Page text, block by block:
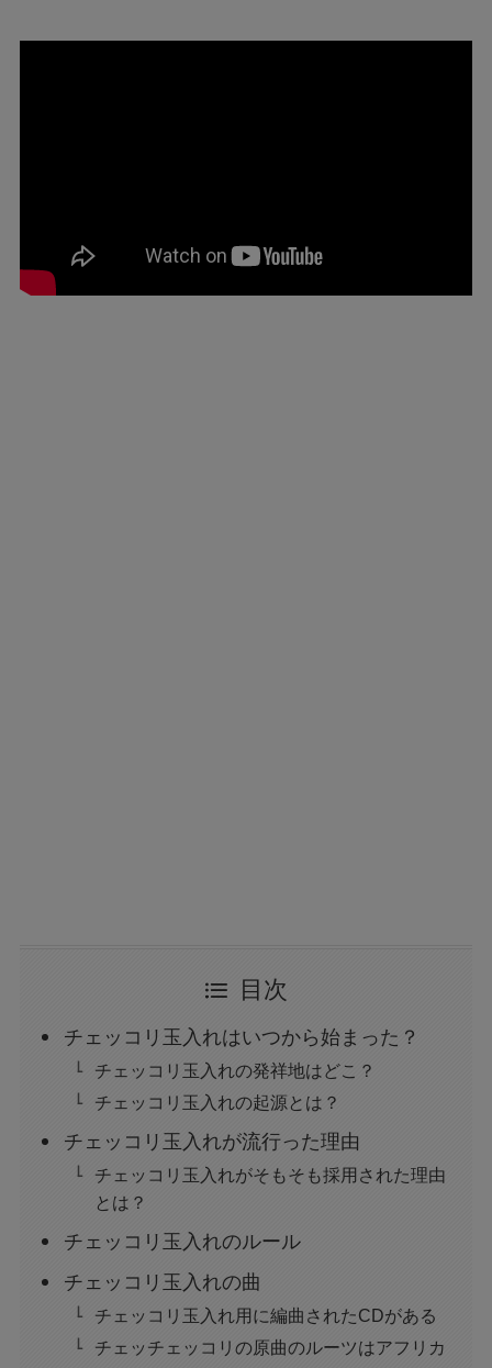
目次
チェッコリ玉入れはいつから始まった？
チェッコリ玉入れの発祥地はどこ？
チェッコリ玉入れの起源とは？
チェッコリ玉入れが流行った理由
チェッコリ玉入れがそもそも採用された理由
とは？
チェッコリ玉入れのルール
チェッコリ玉入れの曲
チェッコリ玉入れ用に編曲されたCDがある
チェッチェッコリの原曲のルーツはアフリカ